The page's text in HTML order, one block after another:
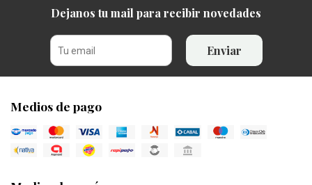
Dejanos tu mail para recibir novedades
Enviar
Medios de pago